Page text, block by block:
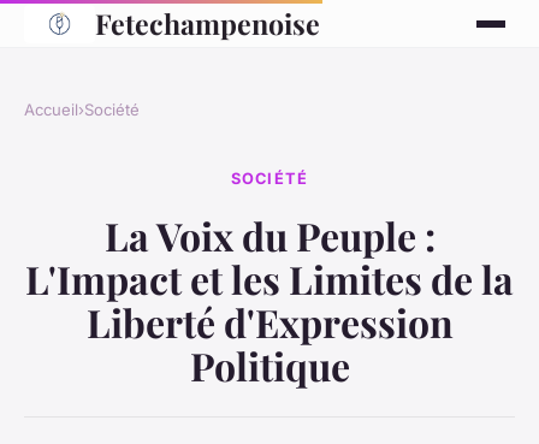
Fetechampenoise
Accueil›Société
SOCIÉTÉ
La Voix du Peuple :
L'Impact et les Limites de la
Liberté d'Expression
Politique